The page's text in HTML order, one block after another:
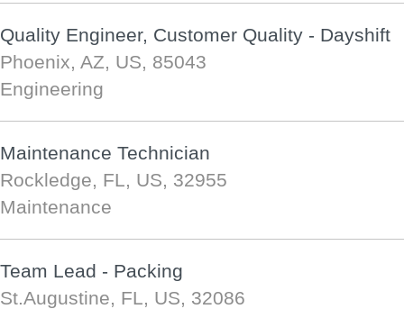
Quality Engineer, Customer Quality - Dayshift
Phoenix, AZ, US, 85043
Engineering
Maintenance Technician
Rockledge, FL, US, 32955
Maintenance
Team Lead - Packing
St.Augustine, FL, US, 32086